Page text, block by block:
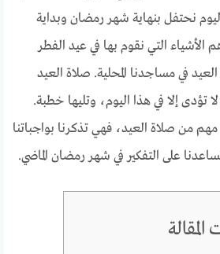
نحتفل بنهاية شهر رمضان وبداية
التي نقوم بها في عيد الفطر
في مساجدنا المحلية. صلاة العيد
تؤدى إلا في هذا اليوم، وتليها خطبة.
من صلاة العيد، فهي تذكرنا بواجباتنا
على التفكير في شهر رمضان الماضي.